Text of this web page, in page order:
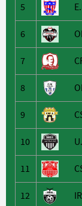
5
6
7
8
9
10
11
12